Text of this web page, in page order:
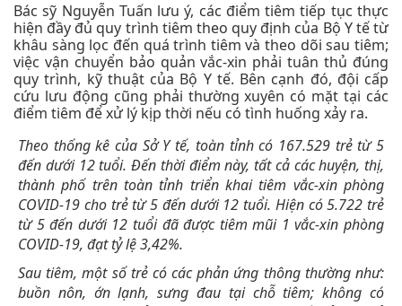
Bác sỹ Nguyễn Tuấn lưu ý, các điểm tiêm tiếp tục thực
hiện đầy đủ quy trình tiêm theo quy định của Bộ Y tế từ
khâu sàng lọc đến quá trình tiêm và theo dõi sau tiêm;
việc vận chuyển bảo quản vắc-xin phải tuân thủ đúng
quy trình, kỹ thuật của Bộ Y tế. Bên cạnh đó, đội cấp
cứu lưu động cũng phải thường xuyên có mặt tại các
điểm tiêm để xử lý kịp thời nếu có tình huống xảy ra.
Theo thống kê của Sở Y tế, toàn tỉnh có 167.529 trẻ từ 5
đến dưới 12 tuổi. Đến thời điểm này, tất cả các huyện, thị,
thành phố trên toàn tỉnh triển khai tiêm vắc-xin phòng
COVID-19 cho trẻ từ 5 đến dưới 12 tuổi. Hiện có 5.722 trẻ
từ 5 đến dưới 12 tuổi đã được tiêm mũi 1 vắc-xin phòng
COVID-19, đạt tỷ lệ 3,42%.
Sau tiêm, một số trẻ có các phản ứng thông thường như:
buồn nôn, ớn lạnh, sưng đau tại chỗ tiêm; không có